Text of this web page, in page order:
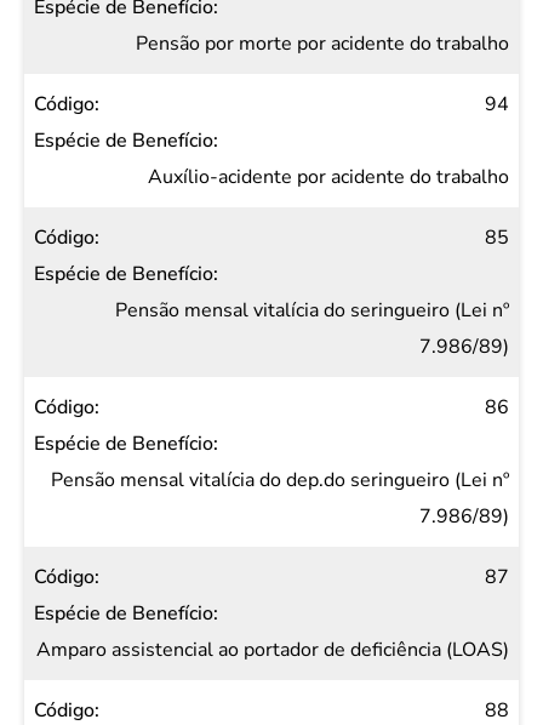
Pensão por morte por acidente do trabalho
94
Auxílio-acidente por acidente do trabalho
85
Pensão mensal vitalícia do seringueiro (Lei nº
7.986/89)
86
Pensão mensal vitalícia do dep.do seringueiro (Lei nº
7.986/89)
87
Amparo assistencial ao portador de deficiência (LOAS)
88